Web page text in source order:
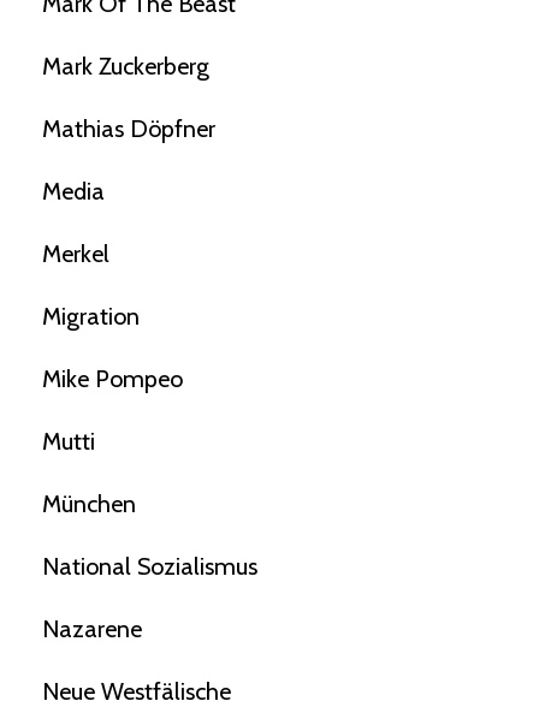
Mark Zuckerberg
Mathias Döpfner
Media
Merkel
Migration
Mike Pompeo
Mutti
München
National Sozialismus
Nazarene
Neue Westfälische